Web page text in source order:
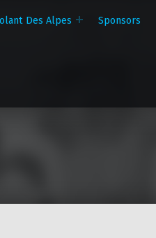
Des Alpes Sponsors